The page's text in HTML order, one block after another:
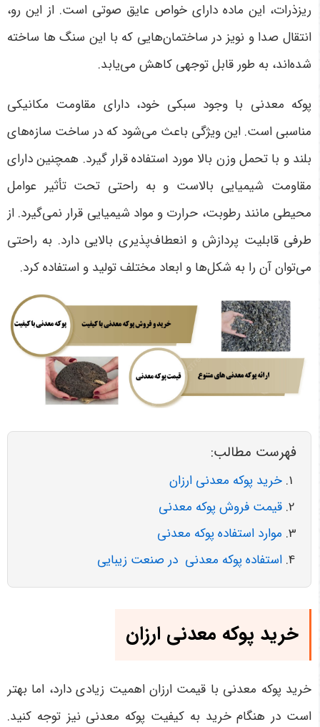
ریزذرات، این ماده دارای خواص عایق صوتی است. از این رو،
انتقال صدا و نویز در ساختمان‌هایی که با این سنگ ها ساخته
شده‌اند، به طور قابل توجهی کاهش می‌یابد.
پوکه معدنی با وجود سبکی خود، دارای مقاومت مکانیکی
مناسبی است. این ویژگی باعث می‌شود که در ساخت سازه‌های
بلند و با تحمل وزن بالا مورد استفاده قرار گیرد. همچنین دارای
مقاومت شیمیایی بالاست و به راحتی تحت تأثیر عوامل
محیطی مانند رطوبت، حرارت و مواد شیمیایی قرار نمی‌گیرد. از
طرفی قابلیت پردازش و انعطاف‌پذیری بالایی دارد. به راحتی
می‌توان آن را به شکل‌ها و ابعاد مختلف تولید و استفاده کرد.
فهرست مطالب:
خرید پوکه معدنی ارزان
قیمت فروش پوکه معدنی
موارد استفاده پوکه معدنی
استفاده پوکه معدنی در صنعت زیبایی
خرید پوکه معدنی ارزان
خرید پوکه معدنی با قیمت ارزان اهمیت زیادی دارد، اما بهتر
است در هنگام خرید به کیفیت پوکه معدنی نیز توجه کنید.